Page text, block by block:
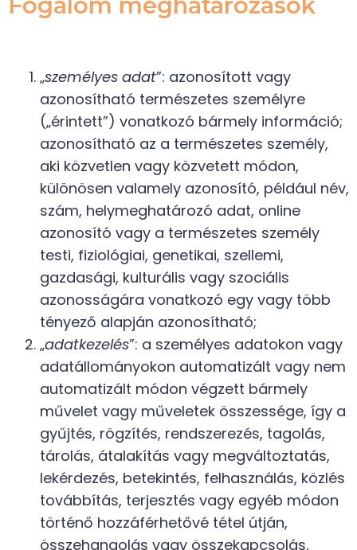
„személyes adat”: azonosított vagy
azonosítható természetes személyre
(„érintett”) vonatkozó bármely információ;
azonosítható az a természetes személy,
aki közvetlen vagy közvetett módon,
különösen valamely azonosító, például név,
szám, helymeghatározó adat, online
azonosító vagy a természetes személy
testi, fiziológiai, genetikai, szellemi,
gazdasági, kulturális vagy szociális
azonosságára vonatkozó egy vagy több
tényező alapján azonosítható;
„adatkezelés”: a személyes adatokon vagy
adatállományokon automatizált vagy nem
automatizált módon végzett bármely
művelet vagy műveletek összessége, így a
gyűjtés, rögzítés, rendszerezés, tagolás,
tárolás, átalakítás vagy megváltoztatás,
lekérdezés, betekintés, felhasználás, közlés
továbbítás, terjesztés vagy egyéb módon
történő hozzáférhetővé tétel útján,
összehangolás vagy összekapcsolás,